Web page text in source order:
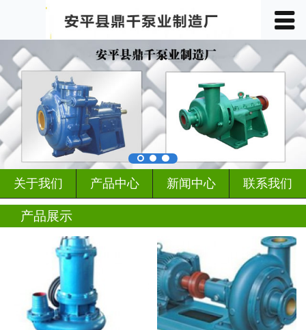
 首页
关于我们
产品中心
车间展示
客户见证
行业动态
新闻中心
联系我们
󰀥
关于我们 产品中心 新闻中心 联系我们
产品展示